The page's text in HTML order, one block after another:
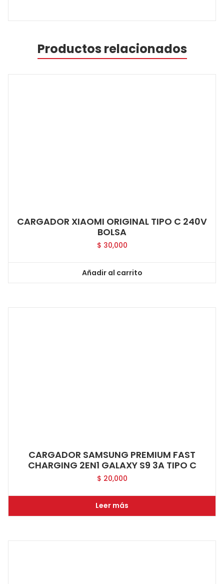
Productos relacionados
CARGADOR XIAOMI ORIGINAL TIPO C 240V
BOLSA
$ 30,000
Añadir al carrito
CARGADOR SAMSUNG PREMIUM FAST
CHARGING 2EN1 GALAXY S9 3A TIPO C
$ 20,000
Leer más